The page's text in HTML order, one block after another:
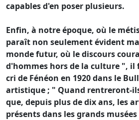
capables d'en poser plusieurs.
Enfin, à notre époque, où le
paraît non seulement évident
monde futur, où le discours
d'hommes hors de la culture ", il
cri de Fénéon en 1920 dans le
artistique ; " Quand rentreront-
que, depuis plus de dix ans, les
présents dans les grands